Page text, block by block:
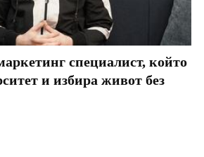
специалист, който
и избира живот без